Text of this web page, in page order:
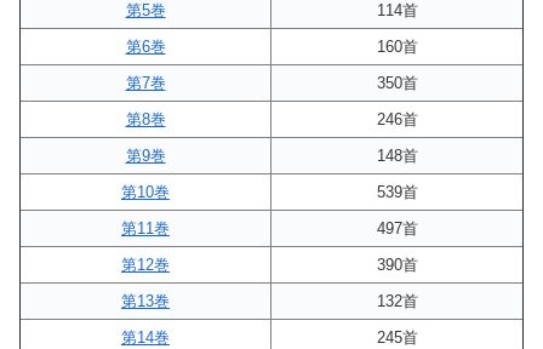
第5巻
114首
第6巻
160首
第7巻
350首
第8巻
246首
第9巻
148首
第10巻
539首
第11巻
497首
第12巻
390首
第13巻
132首
第14巻
245首